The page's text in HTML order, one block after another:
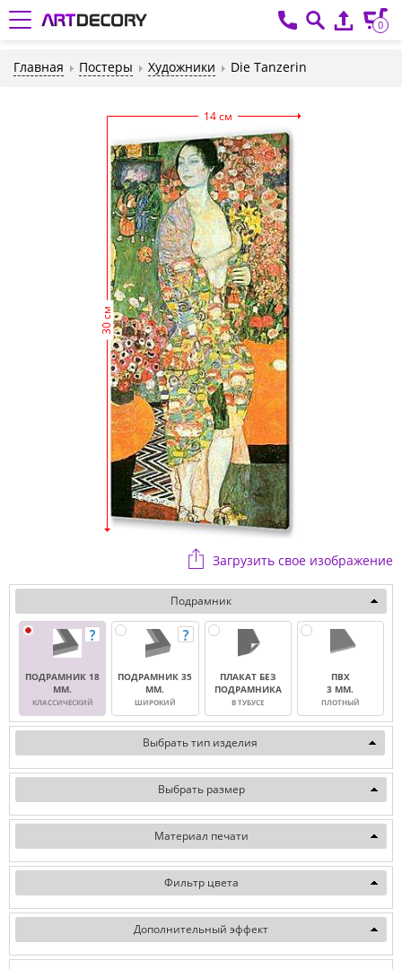
0
Главная Постеры Художники Die Tanzerin
14 см
30 см
Загрузить свое изображение
Подрамник
ПОДРАМНИК 18
ММ.
КЛАССИЧЕСКИЙ
ПОДРАМНИК 35
ММ.
ШИРОКИЙ
ПЛАКАТ БЕЗ
ПОДРАМНИКА
В ТУБУСЕ
ПВХ
3 ММ.
ПЛОТНЫЙ
Выбрать тип изделия
Выбрать размер
Материал печати
Фильтр цвета
Дополнительный эффект